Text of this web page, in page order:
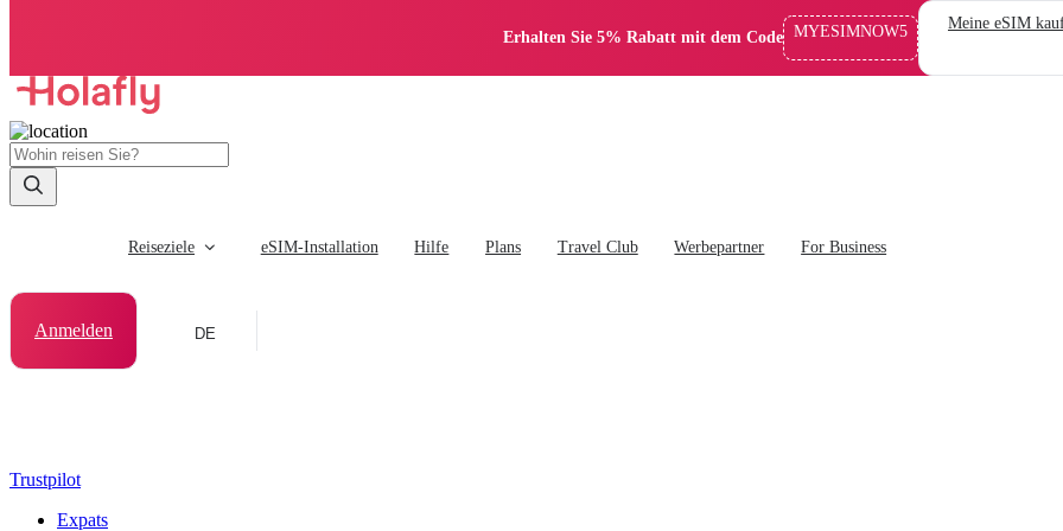
Erhalten Sie 5% Rabatt mit dem Code MYESIMNOW5 Meine eSIM
Reiseziele eSIM-Installation Hilfe Plans Travel Club Werbepartner For Business
Anmelden DE
Trustpilot
Expats